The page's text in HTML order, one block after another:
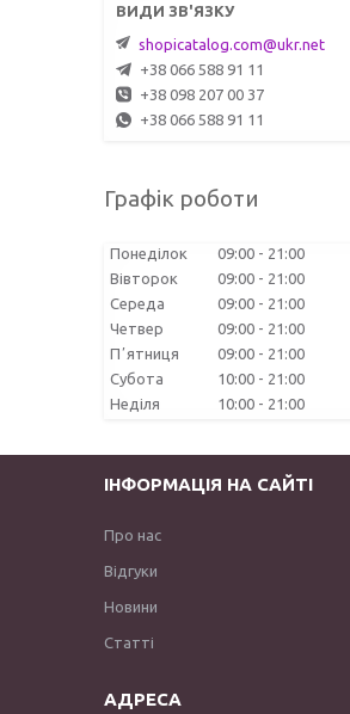
shopicatalog.com@ukr.net
+38 066 588 91 11
+38 098 207 00 37
+38 066 588 91 11
Графік роботи
Понеділок 09:00
21:00
Вівторок
09:00
21:00
Середа
09:00
21:00
Четвер
09:00
21:00
Пʼятниця
09:00
21:00
Субота
10:00
21:00
Неділя
10:00 21:00
ІНФОРМАЦІЯ НА САЙТІ
Про нас
Відгуки
Новини
Статті